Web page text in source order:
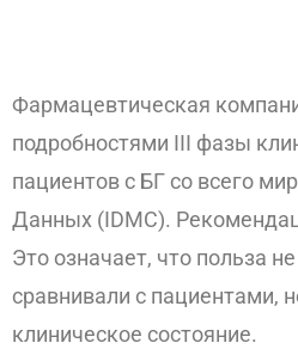
Фармацевтическая
подробностями III фазы
пациентов с БГ со всего
Данных (IDMC).
Это означает, что польза
сравнивали с пациентами,
клиническое состояние.